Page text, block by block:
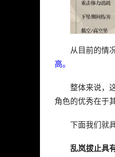
从目前的情
高。
整体来说，
角色的优秀在于
下面我们就
乱岚拔止具